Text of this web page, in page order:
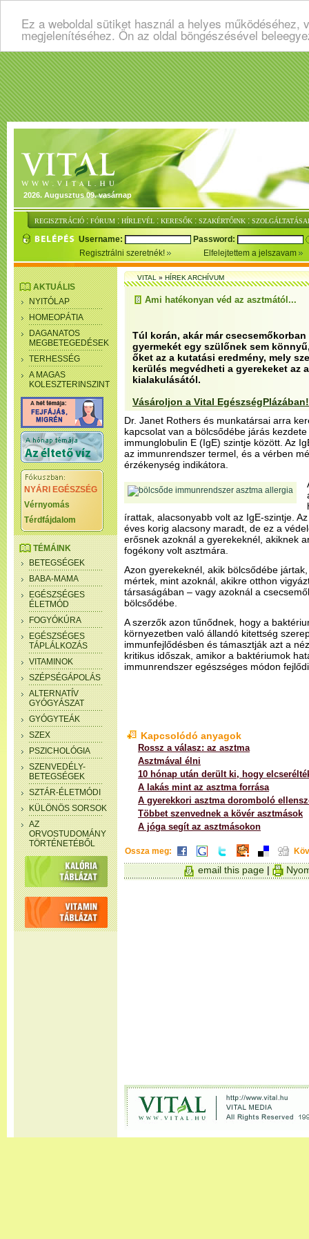
Ez a weboldal sütiket használ a helyes
megjelenítéséhez. Ön az oldal böngészésével
2026. Augusztus 09. vasárnap
REGISZTRÁCIÓ : FÓRUM : HÍRLEVÉL : KERESŐK : SZAKÉRTŐINK :
Username:
Password:
Regisztrálni szeretnék!
Elfelejtettem a jelszavam
AKTUÁLIS
NYITÓLAP
HOMEOPÁTIA
DAGANATOS
MEGBETEGEDÉSEK
TERHESSÉG
A MAGAS
KOLESZTERINSZINT
NYÁRI EGÉSZSÉG
Vérnyomás
Térdfájdalom
TÉMÁINK
BETEGSÉGEK
BABA-MAMA
EGÉSZSÉGES
ÉLETMÓD
FOGYÓKÚRA
EGÉSZSÉGES
TÁPLÁLKOZÁS
VITAMINOK
SZÉPSÉGÁPOLÁS
ALTERNATÍV
GYÓGYÁSZAT
GYÓGYTEÁK
SZEX
PSZICHOLÓGIA
SZENVEDÉLY-
BETEGSÉGEK
SZTÁR-ÉLETMÓDI
KÜLÖNÖS SORSOK
AZ
ORVOSTUDOMÁNY
TÖRTÉNETÉBŐL
VITAL»HÍREK ARCHÍVUM
Ami hatékonyan véd az asztmától...
Túl korán, akár már
gyermekét egy szülőnek sem
őket az a kutatási eredmény, mely
kerülés megvédheti a gyerekeket az
kialakulásától.
Vásároljon a Vital EgészségPlázában!
Dr. Janet Rothers és munkatársai arra
kapcsolat van a bölcsődébe járás
immunglobulin E (IgE) szintje között. Az
az immunrendszer termel, és a vérben
érzékenység indikátora.
írattak, alacsonyabb volt az IgE-szintje.
éves korig alacsony maradt, de ez a
erősnek azoknál a gyerekeknél, akiknek
fogékony volt asztmára.
Azon gyerekeknél, akik bölcsődébe
mértek, mint azoknál, akikre otthon
társaságában – vagy azoknál a
bölcsődébe.
A szerzők azon tűnődnek, hogy a
környezetben való állandó kitettség
immunfejlődésben és támasztják azt a
kritikus időszak, amikor a baktériumok
immunrendszer egészséges módon
Kapcsolódó anyagok
Rossz a válasz: az asztma
Asztmával élni
10 hónap után derült ki, hogy
A lakás mint az asztma forrása
A gyerekkori asztma doromboló
Többet szenvednek a kövér asztmások
A jóga segít az asztmásokon
Ossza meg:
email this page |